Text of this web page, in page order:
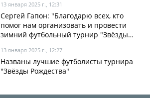
13 января 2025 г., 12:31
Сергей Гапон: "Благодарю всех, кто
помог нам организовать и провести
зимний футбольный турнир "Звёзды
13 января 2025 г., 12:27
Названы лучшие футболисты турнира
"Звёзды Рождества"